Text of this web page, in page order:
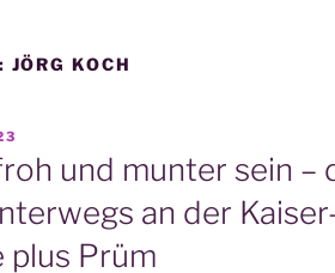
JÖRG KOCH
und munter sein –
an der
plus Prüm